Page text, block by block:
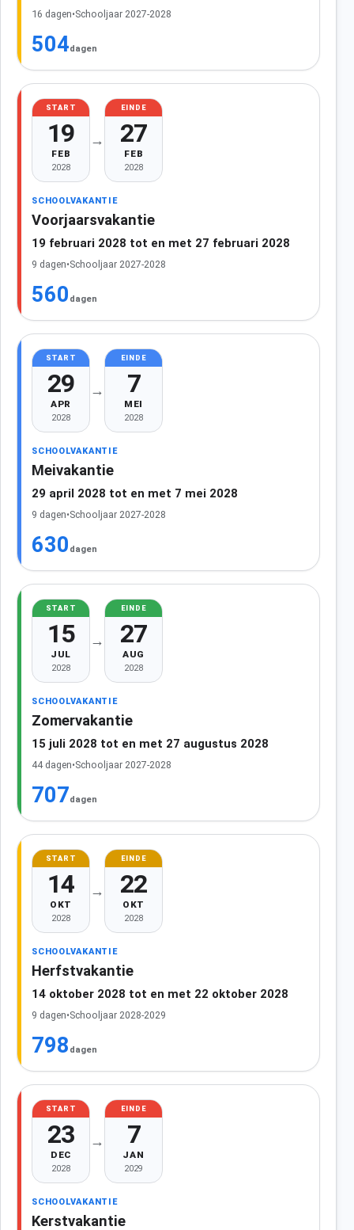
16 dagen•Schooljaar 2027-2028
504dagen
START
19
FEB
2028
→
EINDE
27
FEB
2028
SCHOOLVAKANTIE
Voorjaarsvakantie
19 februari 2028 tot en met 27 februari 2028
9 dagen•Schooljaar 2027-2028
560 dagen
START
29
APR
2028
→
EINDE
7
MEI
2028
SCHOOLVAKANTIE
Meivakantie
29 april 2028 tot en met 7 mei 2028
9 dagen•Schooljaar 2027-2028
630 dagen
START
15
JUL
2028
→
EINDE
27
AUG
2028
SCHOOLVAKANTIE
Zomervakantie
15 juli 2028 tot en met 27 augustus 2028
44 dagen•Schooljaar 2027-2028
707dagen
START
14
OKT
2028
→
EINDE
22
OKT
2028
SCHOOLVAKANTIE
Herfstvakantie
14 oktober 2028 tot en met 22 oktober 2028
9 dagen•Schooljaar 2028-2029
798 dagen
START
23
DEC
2028
→
EINDE
7
JAN
2029
SCHOOLVAKANTIE
Kerstvakantie